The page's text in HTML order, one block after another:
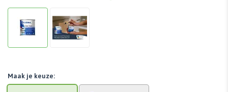
Maak je keuze: